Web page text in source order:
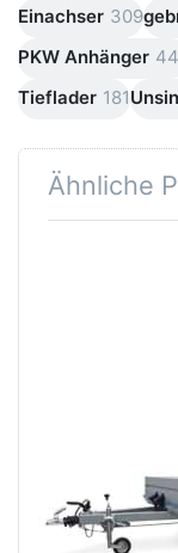
Einachser 309
PKW Anhänger
Tieflader 181
Ähnliche
B 1321/
1521/126